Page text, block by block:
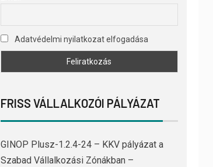
Adatvédelmi nyilatkozat elfogadása
FRISS VÁLLALKOZÓI PÁLYÁZAT
GINOP Plusz-1.2.4-24 – KKV pályázat a
Szabad Vállalkozási Zónákban –